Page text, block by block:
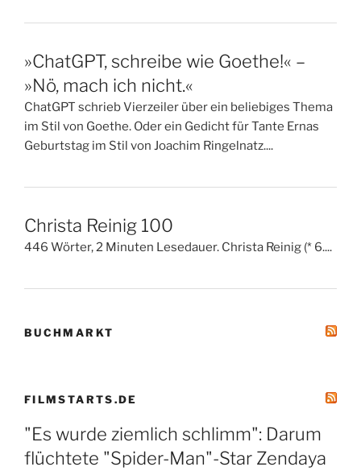
»ChatGPT, schreibe wie Goethe!« –
»Nö, mach ich nicht.«
ChatGPT schrieb Vierzeiler über ein beliebiges Thema
im Stil von Goethe. Oder ein Gedicht für Tante Ernas
Geburtstag im Stil von Joachim Ringelnatz....
Christa Reinig 100
446 Wörter, 2 Minuten Lesedauer. Christa Reinig (* 6....
BUCHMARKT
FILMSTARTS.DE
"Es wurde ziemlich schlimm": Darum
flüchtete "Spider-Man"-Star Zendaya